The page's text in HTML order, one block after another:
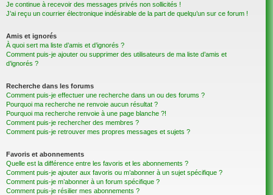
Je continue à recevoir des messages privés non sollicités !
J’ai reçu un courrier électronique indésirable de la part de quelqu’un sur ce forum !
Amis et ignorés
À quoi sert ma liste d’amis et d’ignorés ?
Comment puis-je ajouter ou supprimer des utilisateurs de ma liste d’amis et
d’ignorés ?
Recherche dans les forums
Comment puis-je effectuer une recherche dans un ou des forums ?
Pourquoi ma recherche ne renvoie aucun résultat ?
Pourquoi ma recherche renvoie à une page blanche ?!
Comment puis-je rechercher des membres ?
Comment puis-je retrouver mes propres messages et sujets ?
Favoris et abonnements
Quelle est la différence entre les favoris et les abonnements ?
Comment puis-je ajouter aux favoris ou m’abonner à un sujet spécifique ?
Comment puis-je m’abonner à un forum spécifique ?
Comment puis-je résilier mes abonnements ?